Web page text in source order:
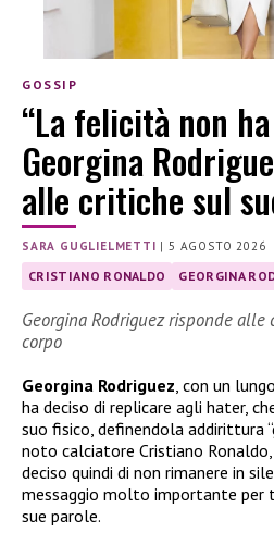
GOSSIP
“La felicità non
Georgina
alle critiche sul
SARA GUGLIELMETTI |5 AGOSTO 2026
CRISTIANO RONALDO GEORGINA
Georgina Rodriguez risponde
corpo
Georgina Rodriguez, con un
ha deciso di replicare agli hater,
suo fisico, definendola addirittura
noto calciatore Cristiano
deciso quindi di non rimanere in
messaggio molto importante per
sue parole.